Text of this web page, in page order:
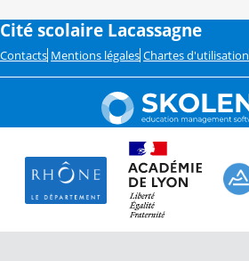
Cité scolaire Lacassagne
Contacts Mentions légales Chartes d'utilisation